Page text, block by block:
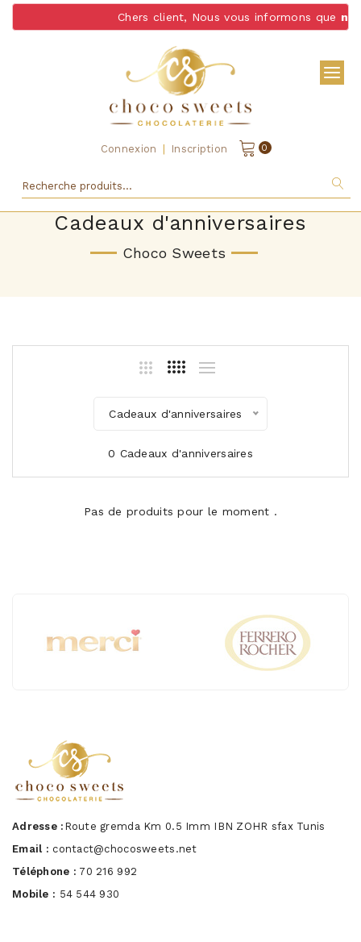
Chers client, Nous vous informons que
Connexion | Inscription 0
Cadeaux d'anniversaires
Choco Sweets
Cadeaux d'anniversaires
0 Cadeaux d'anniversaires
Pas de produits pour le moment .
Adresse : Route gremda Km 0.5 Imm IBN ZOHR sfax Tunis
Email : contact@chocosweets.net
Téléphone : 70 216 992
Mobile : 54 544 930